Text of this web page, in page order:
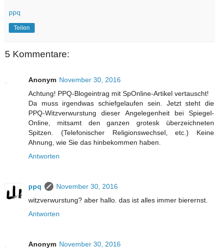
ppq
Teilen
5 Kommentare:
Anonym November 30, 2016
Achtung! PPQ-Blogeintrag mit SpOnline-Artikel vertauscht!
Da muss irgendwas schiefgelaufen sein. Jetzt steht die
PPQ-Witzverwurstung dieser Angelegenheit bei Spiegel-
Online, mitsamt den ganzen grotesk überzeichneten
Spitzen. (Telefonischer Religionswechsel, etc.) Keine
Ahnung, wie Sie das hinbekommen haben.
Antworten
ppq
November 30, 2016
witzverwurstung? aber hallo. das ist alles immer bierernst.
Antworten
Anonym November 30, 2016